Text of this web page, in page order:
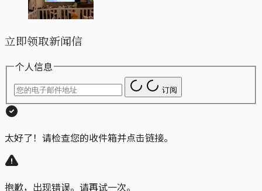
立即领取新闻信
个人信息
订阅
太好了！请检查您的收件箱并点击链接。
抱歉，出现错误。请再试一次。